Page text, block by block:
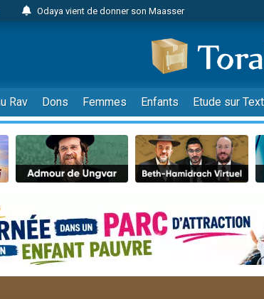
Odaya vient de donner son Maasser
3 personnes viennent de faire un don pour Diane,
2 personnes viennent de nous rejoindre sur WhatsApp
13 personnes viennent de demander une bénédiction
12 nouvelles musiques dans Torah-Box Music
30 personnes viennent de faire un don pour
Il reste 49 places pour étudier en groupe sur Zoom
3 personnes viennent de nous rejoindre sur WhatsApp
3 personnes viennent de nous rejoindre sur WhatsApp
2 nouvelles musiques dans Torah-Box Music
8 personnes viennent de faire un don pour
Rav Dons Femmes Enfants Etude sur